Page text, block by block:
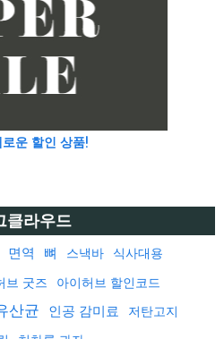
운 할인 상품!
클라우드
면역 뼈 스낵바
식사대용
브 굿즈 아이허브 할인코드
산균 인공 감미료 저탄고지